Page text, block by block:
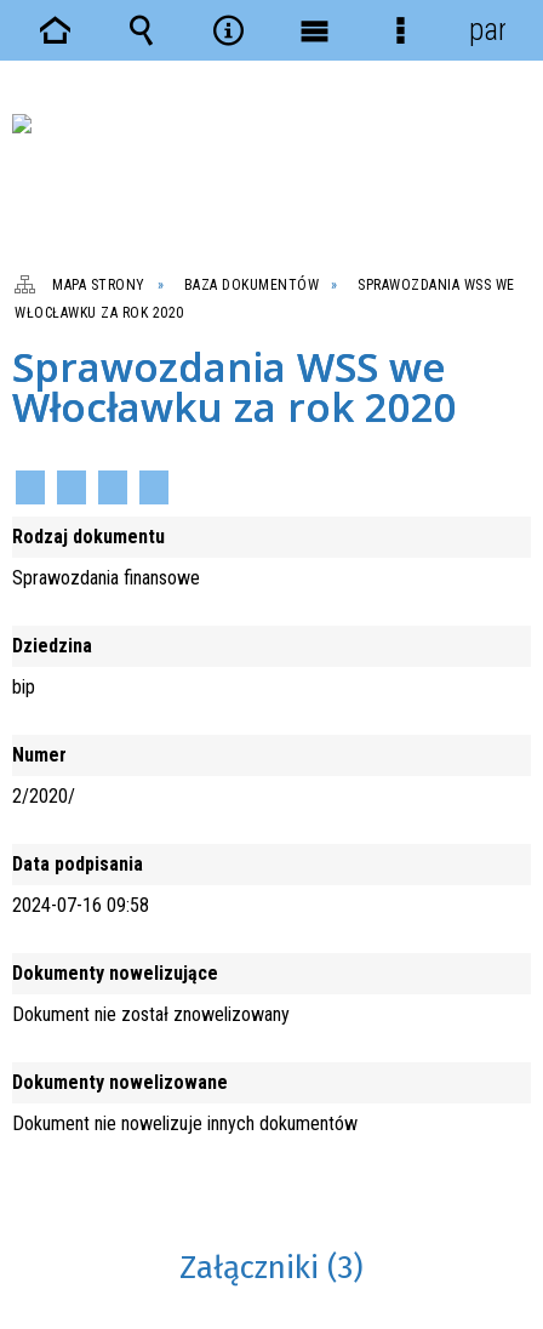
MAPA STRONY BAZA DOKUMENTÓW
SPRAWOZDANIA WSS WE
WŁOCŁAWKU ZA ROK 2020
Sprawozdania WSS we
Włocławku za rok 2020
Rodzaj dokumentu
Sprawozdania finansowe
Dziedzina
bip
Numer
2/2020/
Data podpisania
2024-07-16 09:58
Dokumenty nowelizujące
Dokument nie został znowelizowany
Dokumenty nowelizowane
Dokument nie nowelizuje innych dokumentów
Załączniki (3)
Strona Wyszukiwarka
NarzędziaMenu
Menu
panel